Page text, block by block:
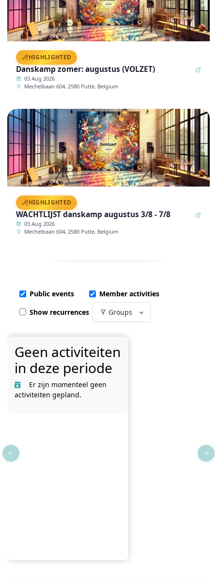
HIGHLIGHTED
Danskamp zomer: augustus (VOLZET)
03 Aug 2026
Mechelbaan 604, 2580 Putte, Belgium
HIGHLIGHTED
WACHTLIJST danskamp augustus 3/8 - 7/8
03 Aug 2026
Mechelbaan 604, 2580 Putte, Belgium
Public events
Member activities
Show recurrences
Groups
Geen activiteiten
in deze periode
Er zijn momenteel geen
activiteiten gepland.